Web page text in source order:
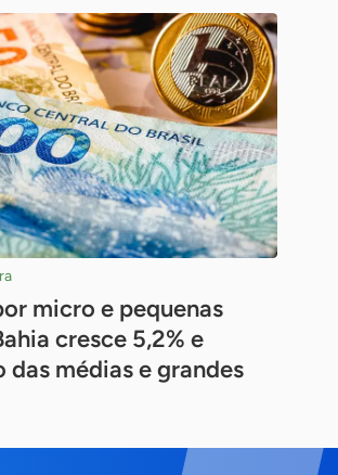
micro e pequenas
cresce 5,2% e
das médias e grandes